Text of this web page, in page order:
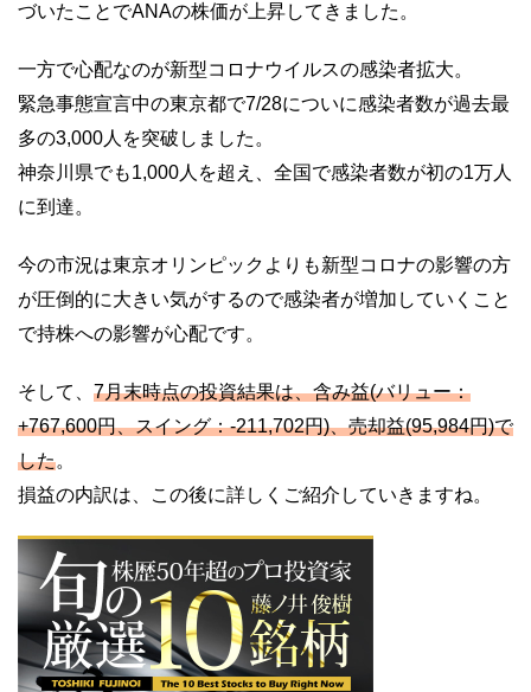
づいたことでANAの株価が上昇してきました。
一方で心配なのが新型コロナウイルスの感染者拡大。
緊急事態宣言中の東京都で7/28についに感染者数が過去最
多の3,000人を突破しました。
神奈川県でも1,000人を超え、全国で感染者数が初の1万人
に到達。
今の市況は東京オリンピックよりも新型コロナの影響の方
が圧倒的に大きい気がするので感染者が増加していくこと
で持株への影響が心配です。
そして、 7月末時点の投資結果は、含み益(バリュー：
+767,600円、スイング：-211,702円)、売却益(95,984円)で
した。
損益の内訳は、この後に詳しくご紹介していきますね。